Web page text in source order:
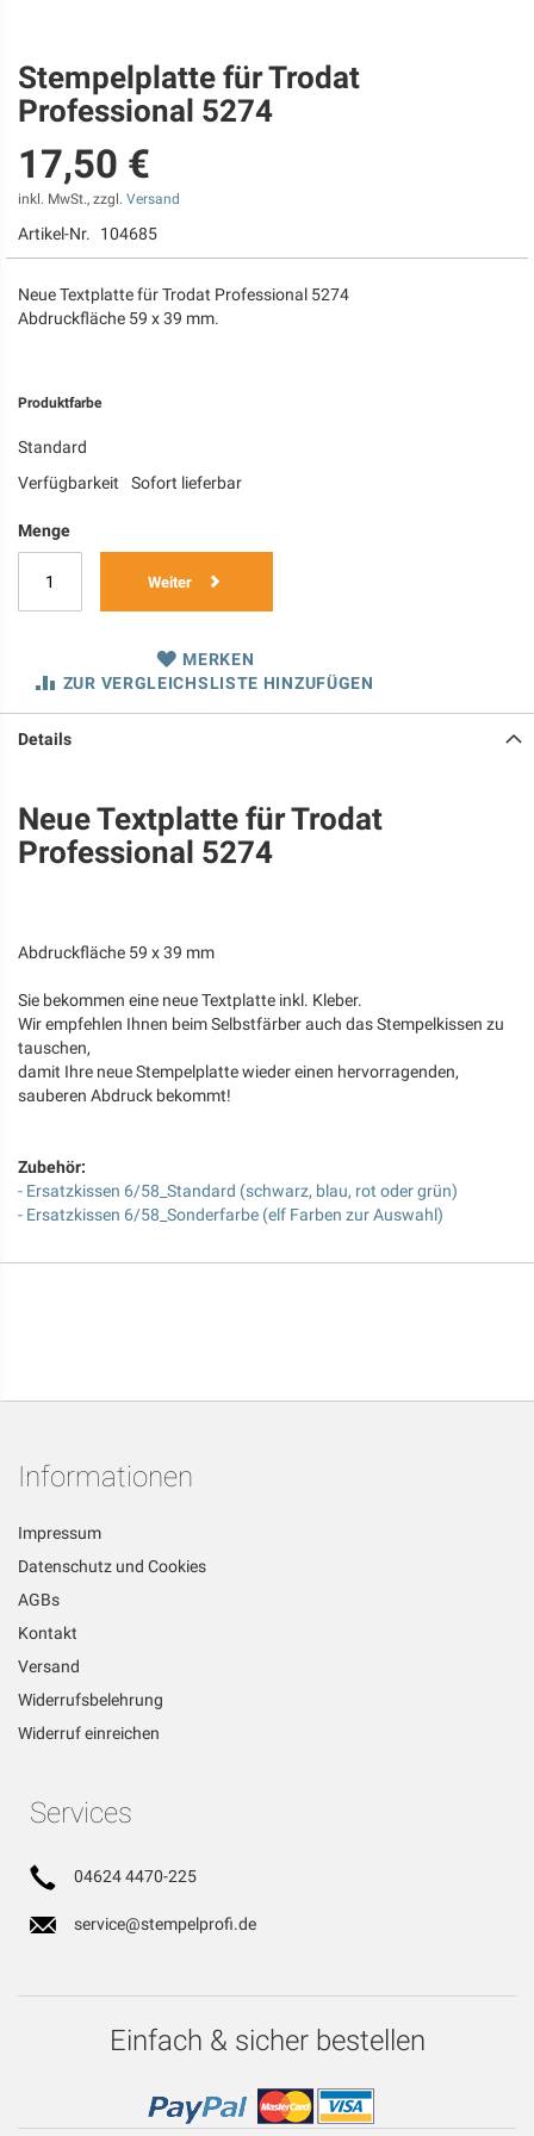
Zum
Anfang
der
springen
Stempelplatte für Trodat
Professional 5274
17,50 €
inkl. MwSt., zzgl. Versand
Artikel-Nr. 104685
Neue Textplatte für Trodat Professional 5274
Abdruckfläche 59 x 39 mm.
Produktfarbe
Standard
Verfügbarkeit
Sofort lieferbar
Menge
Weiter
MERKEN
ZUR VERGLEICHSLISTE HINZUFÜGEN
Details
Neue Textplatte für Trodat
Professional 5274
Abdruckfläche 59 x 39 mm
Sie bekommen eine neue Textplatte inkl. Kleber.
Wir empfehlen Ihnen beim Selbstfärber auch das Stempelkissen zu
tauschen,
damit Ihre neue Stempelplatte wieder einen hervorragenden,
sauberen Abdruck bekommt!
Zubehör:
- Ersatzkissen 6/58_Standard (schwarz, blau, rot oder grün)
- Ersatzkissen 6/58_Sonderfarbe (elf Farben zur Auswahl)
Informationen
Impressum
Datenschutz und Cookies
AGBs
Kontakt
Versand
Widerrufsbelehrung
Widerruf einreichen
Services
04624 4470-225
service@stempelprofi.de
Einfach & sicher bestellen